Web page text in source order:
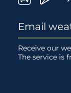
App
Store
on
Google
Email
Receive our
The service is